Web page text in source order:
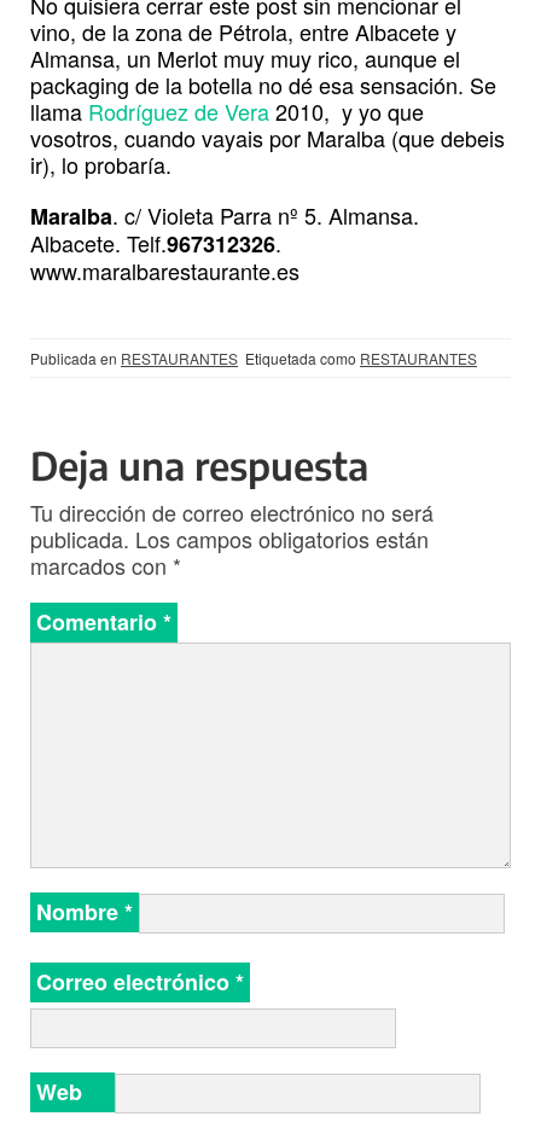
vino, de la zona de Pétrola, entre Albacete y
Almansa, un Merlot muy muy rico, aunque el
packaging de la botella no dé esa sensación. Se
llama Rodríguez de Vera2010, y yo que
vosotros, cuando vayais por Maralba (que debeis
ir), lo probaría.
Maralba. c/ Violeta Parra nº 5. Almansa.
Albacete. Telf.967312326.
www.maralbarestaurante.es
Publicada en RESTAURANTES Etiquetada como RESTAURANTES
Deja una respuesta
Tu dirección de correo electrónico no será
publicada. Los campos obligatorios están
marcados con *
Comentario*
Nombre*
Correo electrónico*
Web